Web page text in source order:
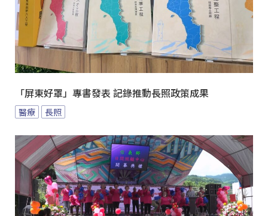
「屏東好罩」專書發表 記錄推動長照政策成果
醫療 長照